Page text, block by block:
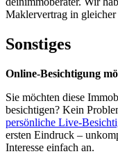
Maklervertrag in gleicher
Sonstiges
Online-Besichtigung
Sie möchten diese
besichtigen? Kein
persönliche Live-
ersten Eindruck –
Interesse einfach an.